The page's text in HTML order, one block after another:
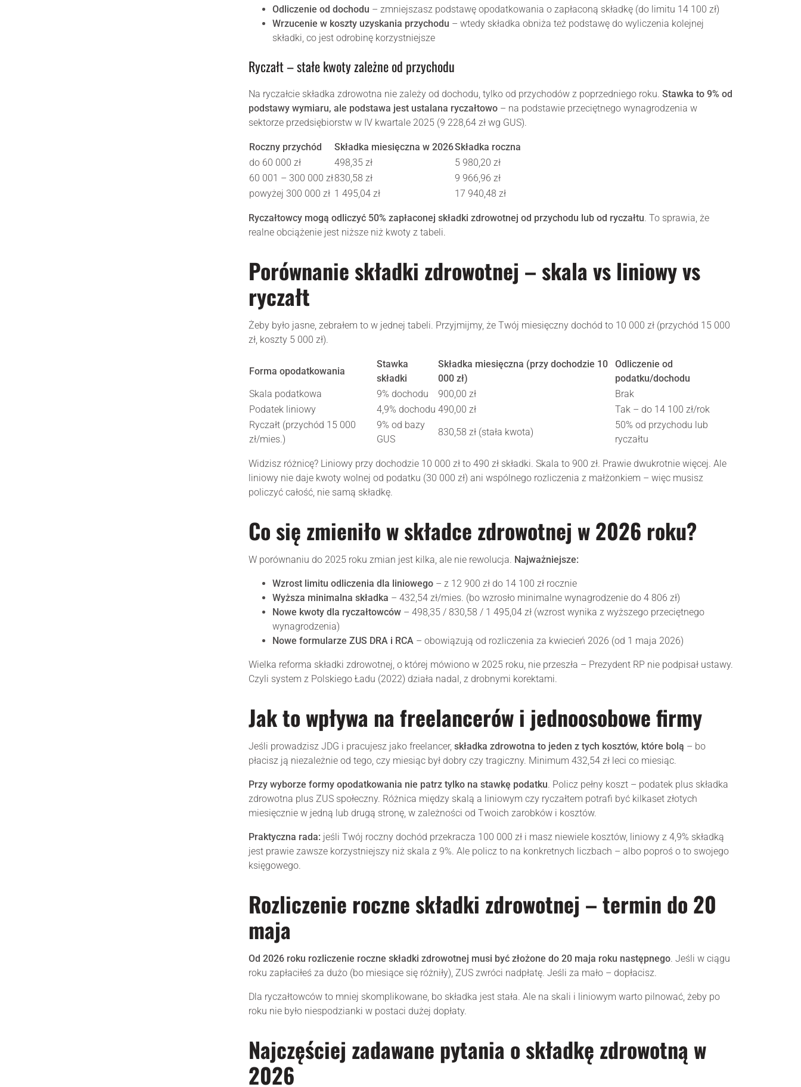
Odliczenie od dochodu – zmniejszasz podstawę opodatkowania o zapłaconą składkę (do limitu 14 100 zł)
Wrzucenie w koszty uzyskania przychodu – wtedy składka obniża też podstawę do wyliczenia kolejnej
składki, co jest odrobinę korzystniejsze
Ryczałt – stałe kwoty zależne od przychodu
Na ryczałcie składka zdrowotna nie zależy od dochodu, tylko od przychodów z poprzedniego roku. Stawka to 9% od
podstawy wymiaru, ale podstawa jest ustalana ryczałtowo – na podstawie przeciętnego wynagrodzenia w
sektorze przedsiębiorstw w IV kwartale 2025 (9 228,64 zł wg GUS).
Roczny przychód Składka miesięczna w 2026Składka roczna
do 60 000 zł
498,35 zł
5 980,20 zł
60 001 – 300 000 zł830,58 zł
9 966,96 zł
powyżej 300 000 zł 1 495,04 zł 17 940,48 zł
Ryczałtowcy mogą odliczyć 50% zapłaconej składki zdrowotnej od przychodu lub od ryczałtu. To sprawia, że
realne obciążenie jest niższe niż kwoty z tabeli.
Porównanie składki zdrowotnej – skala vs liniowy vs
ryczałt
Żeby było jasne, zebrałem to w jednej tabeli. Przyjmijmy, że Twój miesięczny dochód to 10 000 zł (przychód 15 000
zł, koszty 5 000 zł).
Forma opodatkowania
Stawka
składki
Składka miesięczna (przy dochodzie 10
000 zł)
Odliczenie od
podatku/dochodu
Skala podatkowa
9% dochodu 900,00 zł
Brak
Podatek liniowy
4,9% dochodu 490,00 zł
Tak – do 14 100 zł/rok
Ryczałt (przychód 15 000
zł/mies.)
9% od bazy
GUS
830,58 zł (stała kwota)
50% od przychodu lub
ryczałtu
Widzisz różnicę? Liniowy przy dochodzie 10 000 zł to 490 zł składki. Skala to 900 zł. Prawie dwukrotnie więcej. Ale
liniowy nie daje kwoty wolnej od podatku (30 000 zł) ani wspólnego rozliczenia z małżonkiem – więc musisz
policzyć całość, nie samą składkę.
Co się zmieniło w składce zdrowotnej w 2026 roku?
W porównaniu do 2025 roku zmian jest kilka, ale nie rewolucja. Najważniejsze:
Wzrost limitu odliczenia dla liniowego – z 12 900 zł do 14 100 zł rocznie
Wyższa minimalna składka – 432,54 zł/mies. (bo wzrosło minimalne wynagrodzenie do 4 806 zł)
Nowe kwoty dla ryczałtowców – 498,35 / 830,58 / 1 495,04 zł (wzrost wynika z wyższego przeciętnego
wynagrodzenia)
Nowe formularze ZUS DRA i RCA – obowiązują od rozliczenia za kwiecień 2026 (od 1 maja 2026)
Wielka reforma składki zdrowotnej, o której mówiono w 2025 roku, nie przeszła – Prezydent RP nie podpisał ustawy.
Czyli system z Polskiego Ładu (2022) działa nadal, z drobnymi korektami.
Jak to wpływa na freelancerów i jednoosobowe firmy
Jeśli prowadzisz JDG i pracujesz jako freelancer, składka zdrowotna to jeden z tych kosztów, które bolą – bo
płacisz ją niezależnie od tego, czy miesiąc był dobry czy tragiczny. Minimum 432,54 zł leci co miesiąc.
Przy wyborze formy opodatkowania nie patrz tylko na stawkę podatku. Policz pełny koszt – podatek plus składka
zdrowotna plus ZUS społeczny. Różnica między skalą a liniowym czy ryczałtem potrafi być kilkaset złotych
miesięcznie w jedną lub drugą stronę, w zależności od Twoich zarobków i kosztów.
Praktyczna rada: jeśli Twój roczny dochód przekracza 100 000 zł i masz niewiele kosztów, liniowy z 4,9% składką
jest prawie zawsze korzystniejszy niż skala z 9%. Ale policz to na konkretnych liczbach – albo poproś o to swojego
księgowego.
Rozliczenie roczne składki zdrowotnej – termin do 20
maja
Od 2026 roku rozliczenie roczne składki zdrowotnej musi być złożone do 20 maja roku następnego. Jeśli w ciągu
roku zapłaciłeś za dużo (bo miesiące się różniły), ZUS zwróci nadpłatę. Jeśli za mało – dopłacisz.
Dla ryczałtowców to mniej skomplikowane, bo składka jest stała. Ale na skali i liniowym warto pilnować, żeby po
roku nie było niespodzianki w postaci dużej dopłaty.
Najczęściej zadawane pytania o składkę zdrowotną w
2026